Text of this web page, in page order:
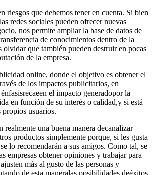
riesgos que debemos tener en cuenta. Si bien
redes sociales pueden ofrecer nuevas
nos permite ampliar la base de datos de
de conocimientos dentro de la
olvidar que también pueden destruir en pocas
de la empresa.
online, donde el objetivo es obtener el
de los impactos publicitarios, en
el impacto generadopor la
en función de su interés o calidad,y si está
usuarios.
realmente una buena manera decanalizar
productos simplemente porque, si les gusta
lo recomendarán a sus amigos. Como tal, se
empresas obtener opiniones y trabajar para
más al gusto de las personas y
de esta maneralas posibilidades deéxitos